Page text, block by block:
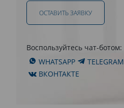
ОСТАВИТЬ ЗАЯВКУ
Воспользуйтесь чат-ботом:
WHATSAPP
TELEGRAM
ВКОНТАКТЕ